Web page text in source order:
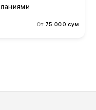
От 75 000 сум